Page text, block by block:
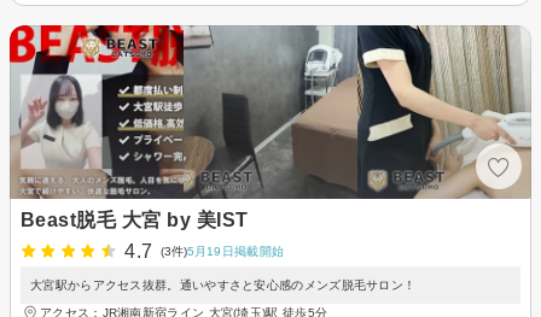
Beast脱毛 大宮 by 美IST
4.7
(3件)5月19日掲載開始
大宮駅からアクセス抜群。通いやすさと安心感のメンズ脱毛サロン！
アクセス：JR湘南新宿ライン 大宮(埼玉)駅 徒歩5分